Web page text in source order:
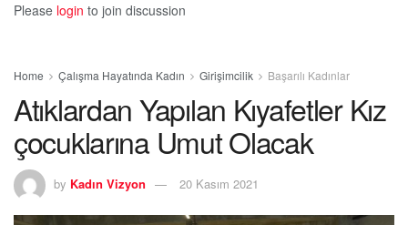
Please login to join discussion
Home Çalışma Hayatında Kadın Girişimcilik Başarılı Kadınlar
Atıklardan Yapılan Kıyafetler Kız
çocuklarına Umut Olacak
by Kadın Vizyon 20 Kasım 2021